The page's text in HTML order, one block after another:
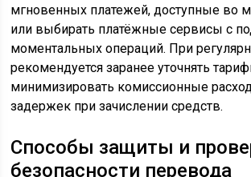
мгновенных платежей, доступные во
или выбирать платёжные сервисы с
моментальных операций. При
рекомендуется заранее уточнять
минимизировать комиссионные
задержек при зачислении средств.
Способы защиты и
безопасности перевода